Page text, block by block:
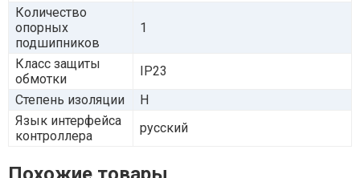
Количество
опорных
подшипников
1
Класс защиты
обмотки
IP23
Степень изоляции
Н
Язык интерфейса
контроллера
русский